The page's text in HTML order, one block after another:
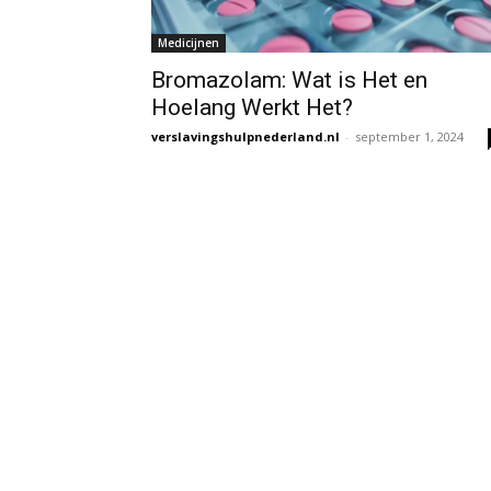
Medicijnen
Bromazolam: Wat is Het en
Hoelang Werkt Het?
verslavingshulpnederland.nl - september 1, 2024